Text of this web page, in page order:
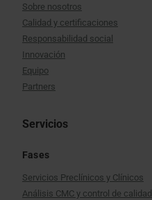
Sobre nosotros
Calidad y certificaciones
Responsabilidad social
Innovación
Equipo
Partners
Servicios
Fases
Servicios Preclínicos y Clínicos
Análisis CMC y control de calidad